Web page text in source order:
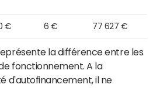
€ 6 € 77 627 €
la différence entre les
fonctionnement. A la
d'autofinancement, il ne